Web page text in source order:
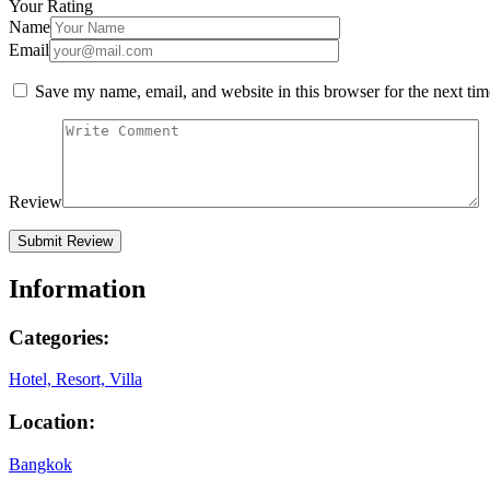
Your Rating
Name
Email
Save my name, email, and website in this browser for the next
Review
Information
Categories:
Hotel, Resort, Villa
Location:
Bangkok